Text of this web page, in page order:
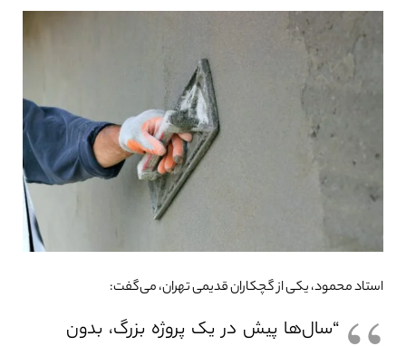
استاد محمود، یکی از گچکاران قدیمی تهران، می‌گفت:
“سال‌ها پیش در یک پروژه بزرگ، بدون